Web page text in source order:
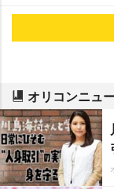
オリコンニュ